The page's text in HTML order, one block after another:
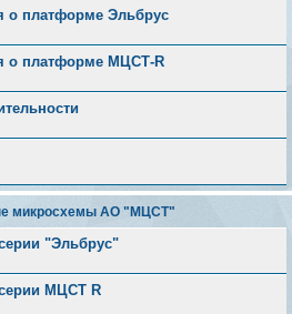
платформе Эльбрус
о платформе МЦСТ-R
микросхемы АО "МЦСТ"
"Эльбрус"
МЦСТ R